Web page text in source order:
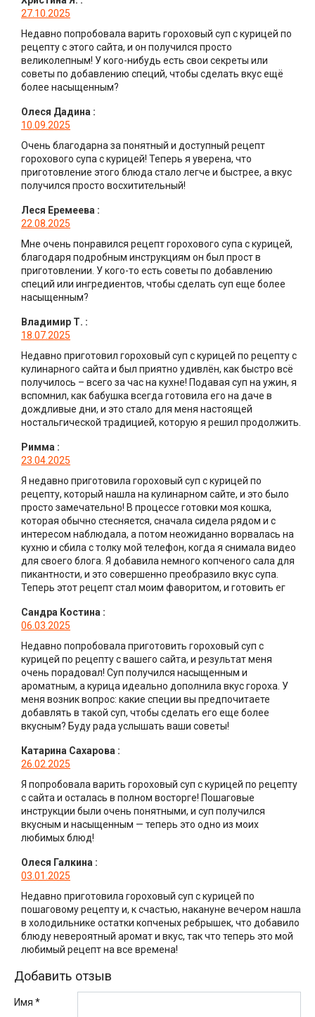
27.10.2025
Недавно попробовала варить гороховый суп с курицей по
рецепту с этого сайта, и он получился просто
великолепным! У кого-нибудь есть свои секреты или
советы по добавлению специй, чтобы сделать вкус ещё
более насыщенным?
Олеся Дадина :
10.09.2025
Очень благодарна за понятный и доступный рецепт
горохового супа с курицей! Теперь я уверена, что
приготовление этого блюда стало легче и быстрее, а вкус
получился просто восхитительный!
Леся Еремеева :
22.08.2025
Мне очень понравился рецепт горохового супа с курицей,
благодаря подробным инструкциям он был прост в
приготовлении. У кого-то есть советы по добавлению
специй или ингредиентов, чтобы сделать суп еще более
насыщенным?
Владимир Т. :
18.07.2025
Недавно приготовил гороховый суп с курицей по рецепту с
кулинарного сайта и был приятно удивлён, как быстро всё
получилось – всего за час на кухне! Подавая суп на ужин, я
вспомнил, как бабушка всегда готовила его на даче в
дождливые дни, и это стало для меня настоящей
ностальгической традицией, которую я решил продолжить.
Римма :
23.04.2025
Я недавно приготовила гороховый суп с курицей по
рецепту, который нашла на кулинарном сайте, и это было
просто замечательно! В процессе готовки моя кошка,
которая обычно стесняется, сначала сидела рядом и с
интересом наблюдала, а потом неожиданно ворвалась на
кухню и сбила с толку мой телефон, когда я снимала видео
для своего блога. Я добавила немного копченого сала для
пикантности, и это совершенно преобразило вкус супа.
Теперь этот рецепт стал моим фаворитом, и готовить ег
Сандра Костина :
06.03.2025
Недавно попробовала приготовить гороховый суп с
курицей по рецепту с вашего сайта, и результат меня
очень порадовал! Суп получился насыщенным и
ароматным, а курица идеально дополнила вкус гороха. У
меня возник вопрос: какие специи вы предпочитаете
добавлять в такой суп, чтобы сделать его еще более
вкусным? Буду рада услышать ваши советы!
Катарина Сахарова :
26.02.2025
Я попробовала варить гороховый суп с курицей по рецепту
с сайта и осталась в полном восторге! Пошаговые
инструкции были очень понятными, и суп получился
вкусным и насыщенным — теперь это одно из моих
любимых блюд!
Олеся Галкина :
03.01.2025
Недавно приготовила гороховый суп с курицей по
пошаговому рецепту и, к счастью, накануне вечером нашла
в холодильнике остатки копченых ребрышек, что добавило
блюду невероятный аромат и вкус, так что теперь это мой
любимый рецепт на все времена!
Добавить отзыв
Имя *